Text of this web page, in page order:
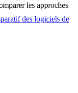
les approches
des logiciels de